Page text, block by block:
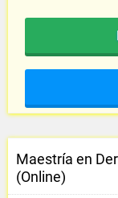
Maestría en
(Online)